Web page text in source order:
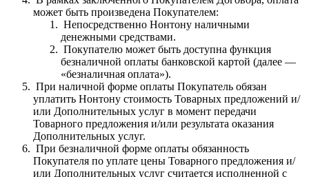
может быть произведена Покупателем:
Непосредственно Нонтону наличными
денежными средствами.
Покупателю может быть доступна функция
безналичной оплаты банковской картой (далее —
«безналичная оплата»).
При наличной форме оплаты Покупатель обязан
уплатить Нонтону стоимость Товарных предложений и/
или Дополнительных услуг в момент передачи
Товарного предложения и/или результата оказания
Дополнительных услуг.
При безналичной форме оплаты обязанность
Покупателя по уплате цены Товарного предложения и/
или Дополнительных услуг считается исполненной с